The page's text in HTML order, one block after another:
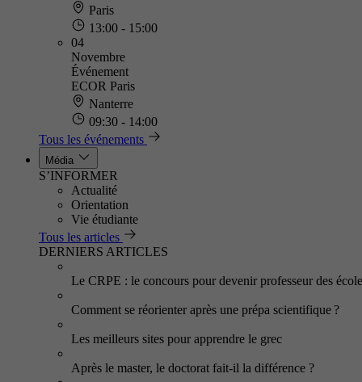
Paris
13:00 - 15:00
04
Novembre
Événement
ECOR Paris
Nanterre
09:30 - 14:00
Tous les événements
Média
S’INFORMER
Actualité
Orientation
Vie étudiante
Tous les articles
DERNIERS ARTICLES
Le CRPE : le concours pour devenir professeur des
Comment se réorienter après une prépa scientifique ?
Les meilleurs sites pour apprendre le grec
Après le master, le doctorat fait-il la différence ?